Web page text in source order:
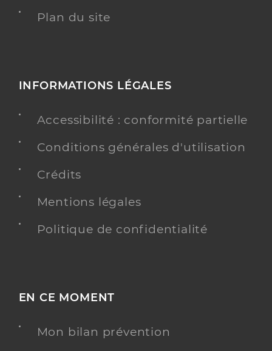
Plan du site
INFORMATIONS LÉGALES
Accessibilité : conformité partielle
Conditions générales d'utilisation
Crédits
Mentions légales
Politique de confidentialité
EN CE MOMENT
Mon bilan prévention